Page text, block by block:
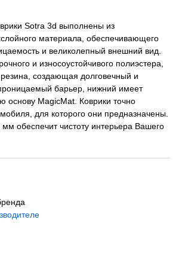
Sotra 3d выполнены из
материала, обеспечивающего
и великолепный внешний вид.
и износоустойчивого полиэстера,
создающая долговечный и
барьер, нижний имеет
основу MagicMat. Коврики точно
для которого они предназначены.
обеспечит чистоту интерьера Вашего